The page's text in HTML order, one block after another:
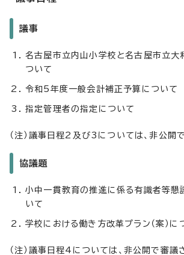
議事
名古屋市立内山小学校と名古屋市立大
ついて
令和5年度一般会計補正予算について
指定管理者の指定について
（注）議事日程2及び3については、非公開
協議題
小中一貫教育の推進に係る有識者等懇
いて
学校における働き方改革プラン（案）に
（注）議事日程4については、非公開で審議